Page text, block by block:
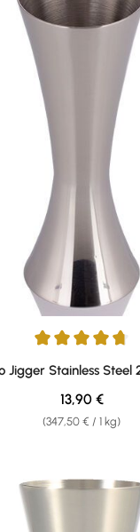
Bewertung von 4.67
Jigger Stainless Steel
(347,50 € / 1 kg)
Regulärer
13,90 €